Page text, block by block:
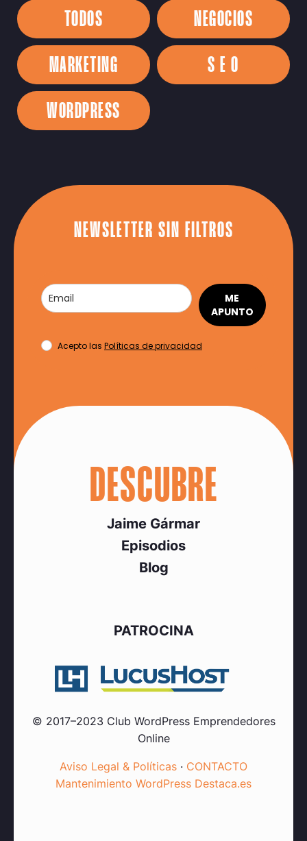
TODOS NEGOCIOS
MARKETING S E O
WORDPRESS
NEWSLETTER SIN FILTROS
ME
APUNTO
Acepto las Políticas de privacidad
DESCUBRE
Jaime Gármar
Episodios
Blog
PATROCINA
© 2017–2023 Club WordPress Emprendedores
Online
Aviso Legal & Políticas · CONTACTO
Mantenimiento WordPress Destaca.es